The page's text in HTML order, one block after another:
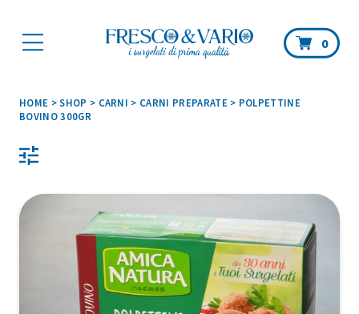
0
HOME >SHOP > CARNI > CARNI PREPARATE > POLPETTINE
BOVINO 300GR